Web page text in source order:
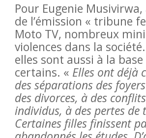
Pour Eugenie
de l’émission « tribune
Moto TV, nombreux
violences dans la
elles sont aussi à la base
certains. « Elles ont déjà
des séparations des
des divorces, à des
individus, à des pertes de
Certaines filles finissent